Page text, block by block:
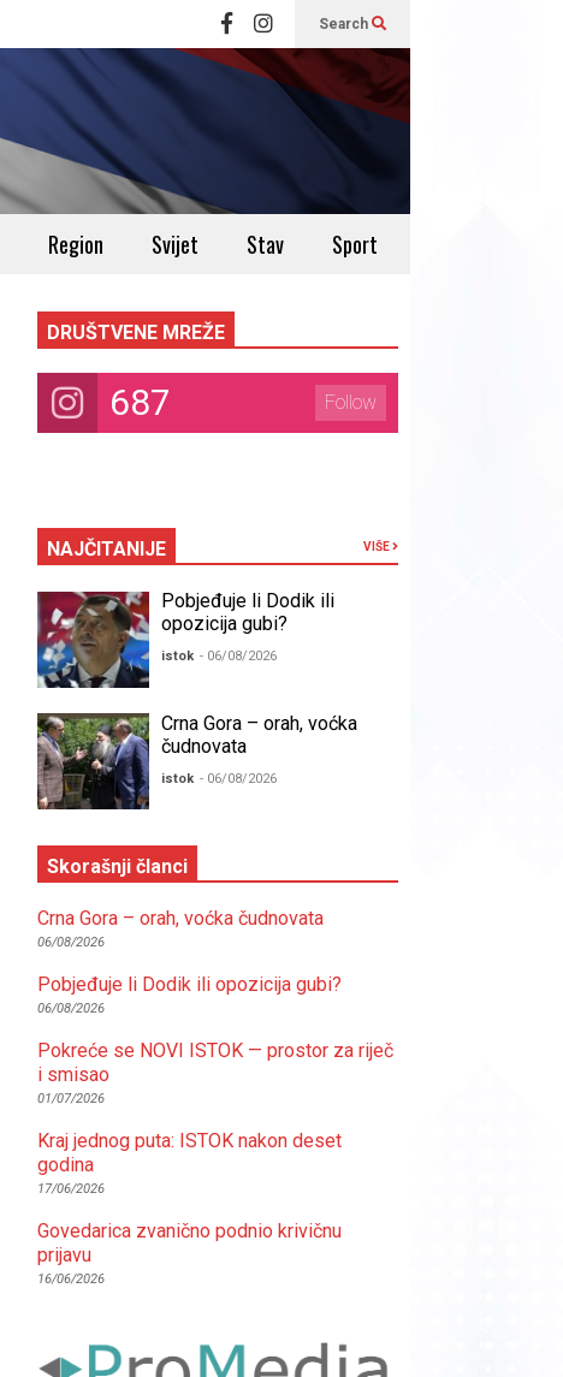
Search
Region Svijet Stav Sport
DRUŠTVENE MREŽE
687 Follow
NAJČITANIJE VIŠE
Pobjeđuje li Dodik ili
opozicija gubi?
istok - 06/08/2026
Crna Gora – orah, voćka
čudnovata
istok - 06/08/2026
Skorašnji članci
Crna Gora – orah, voćka čudnovata
06/08/2026
Pobjeđuje li Dodik ili opozicija gubi?
06/08/2026
Pokreće se NOVI ISTOK — prostor za riječ
i smisao
01/07/2026
Kraj jednog puta: ISTOK nakon deset
godina
17/06/2026
Govedarica zvanično podnio krivičnu
prijavu
16/06/2026